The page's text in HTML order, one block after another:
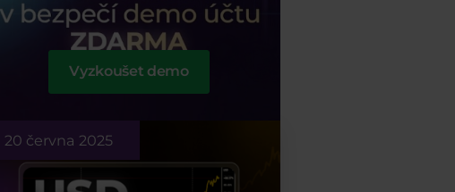
Vyzkoušet demo
20 června 2025